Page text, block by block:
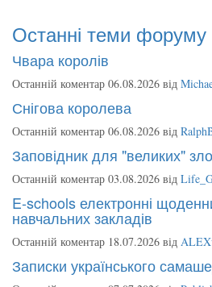
Останні теми форуму
Чвара королів
Останній коментар 06.08.2026 від
Снігова королева
Останній коментар 06.08.2026 від
Заповідник для "великих"
Останній коментар 03.08.2026 від
E-schools електронні
навчальних закладів
Останній коментар 18.07.2026 від
Записки українського